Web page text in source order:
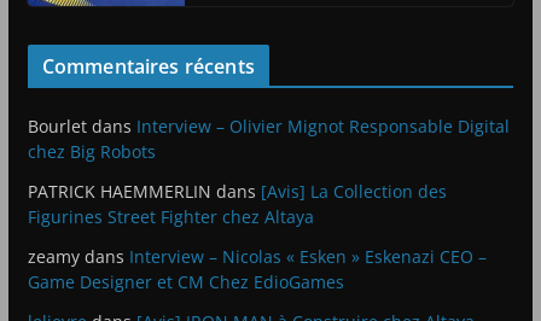
Commentaires récents
Bourletdans Interview – Olivier Mignot Responsable Digital
chez Big Robots
PATRICK HAEMMERLIN dans [Avis] La Collection des
Figurines Street Fighter chez Altaya
zeamydans Interview – Nicolas « Esken » Eskenazi CEO –
Game Designer et CM Chez EdioGames